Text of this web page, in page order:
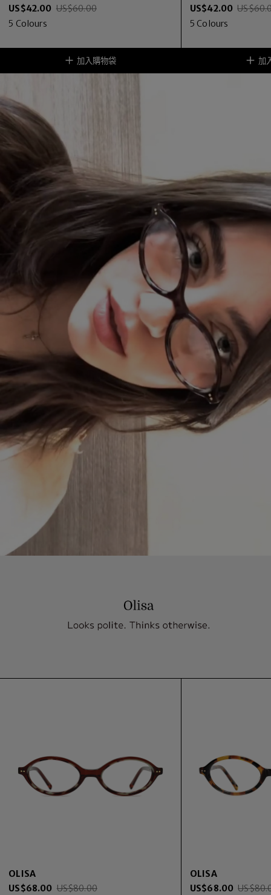
US$42.00 US$60.00
5 Colours
加入購物袋
US$42.00 US$
5 Colours
加
OLISA
US$68.00 US$80.00
OLISA
US$68.00 US$